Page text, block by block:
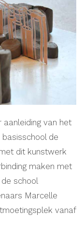
van het
de
dit kunstwerk
maken met
school
Marcelle
vanaf